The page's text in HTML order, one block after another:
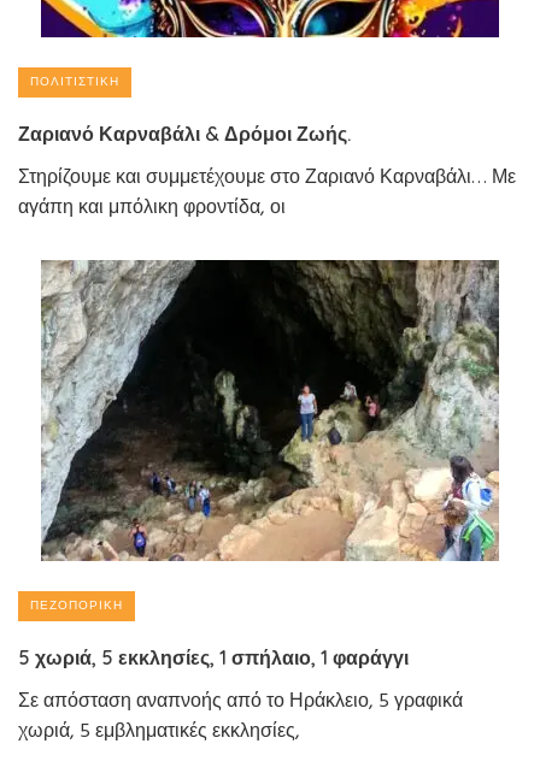
ΠΟΛΙΤΙΣΤΙΚΉ
Ζαριανό Καρναβάλι & Δρόμοι Ζωής.
Στηρίζουμε και συμμετέχουμε στο Ζαριανό Καρναβάλι… Με
αγάπη και μπόλικη φροντίδα, οι
ΠΕΖΟΠΟΡΙΚΉ
5 χωριά, 5 εκκλησίες, 1 σπήλαιο, 1 φαράγγι
Σε απόσταση αναπνοής από το Ηράκλειο, 5 γραφικά
χωριά, 5 εμβληματικές εκκλησίες,